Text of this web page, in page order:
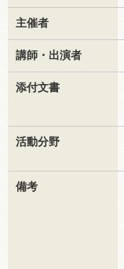
主催者
講師・出演者
添付文書
活動分野
備考